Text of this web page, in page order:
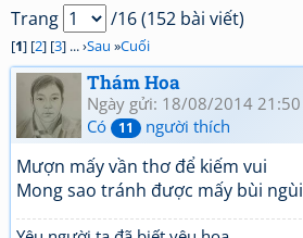
Trang /16 (152 bài viết)
[1] [2] [3] ... ›Sau »Cuối
Thám Hoa
Ngày gửi: 18/08/2014 21:50
Có
11 người thích
Mượn mấy vần thơ để kiếm vui
Mong sao tránh được mấy bùi ngùi